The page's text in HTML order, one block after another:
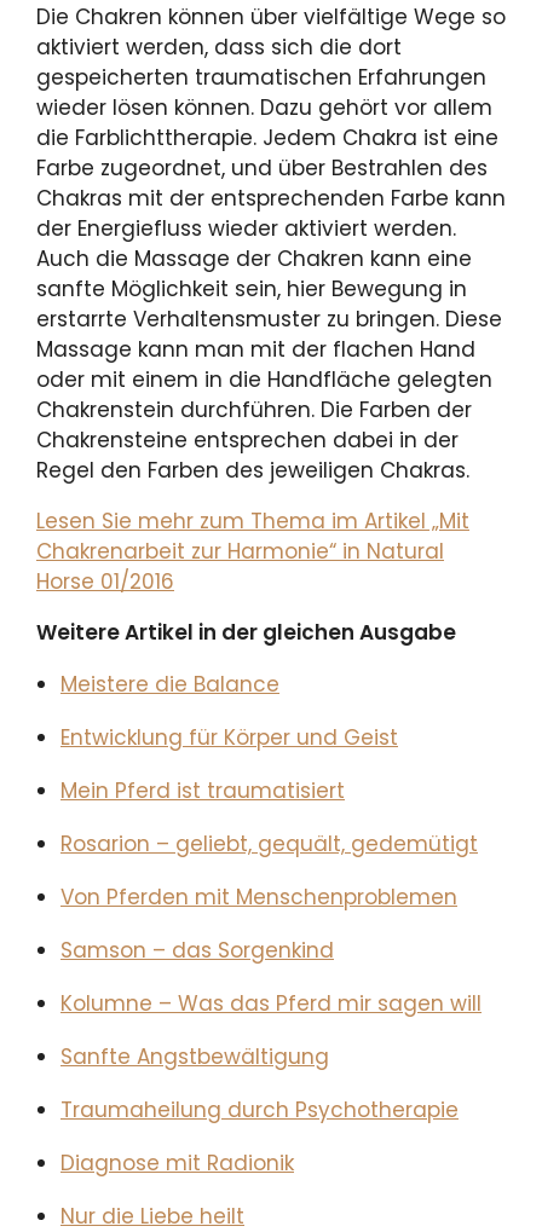
Die Chakren können über vielfältige Wege so
aktiviert werden, dass sich die dort
gespeicherten traumatischen Erfahrungen
wieder lösen können. Dazu gehört vor allem
die Farblichttherapie. Jedem Chakra ist eine
Farbe zugeordnet, und über Bestrahlen des
Chakras mit der entsprechenden Farbe kann
der Energiefluss wieder aktiviert werden.
Auch die Massage der Chakren kann eine
sanfte Möglichkeit sein, hier Bewegung in
erstarrte Verhaltensmuster zu bringen. Diese
Massage kann man mit der flachen Hand
oder mit einem in die Handfläche gelegten
Chakrenstein durchführen. Die Farben der
Chakrensteine entsprechen dabei in der
Regel den Farben des jeweiligen Chakras.
Lesen Sie mehr zum Thema im Artikel „Mit
Chakrenarbeit zur Harmonie“ in Natural
Horse 01/2016
Weitere Artikel in der gleichen Ausgabe
Meistere die Balance
Entwicklung für Körper und Geist
Mein Pferd ist traumatisiert
Rosarion – geliebt, gequält, gedemütigt
Von Pferden mit Menschenproblemen
Samson – das Sorgenkind
Kolumne – Was das Pferd mir sagen will
Sanfte Angstbewältigung
Traumaheilung durch Psychotherapie
Diagnose mit Radionik
Nur die Liebe heilt